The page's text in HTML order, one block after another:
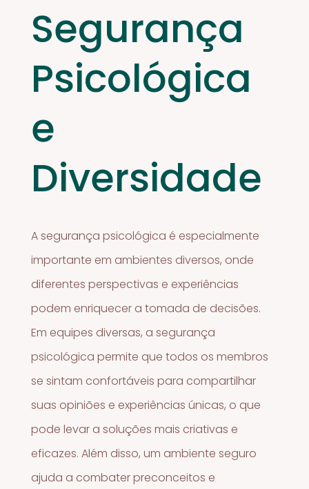
Segurança
Psicológica
e
Diversidade
A segurança psicológica é especialmente
importante em ambientes diversos, onde
diferentes perspectivas e experiências
podem enriquecer a tomada de decisões.
Em equipes diversas, a segurança
psicológica permite que todos os membros
se sintam confortáveis para compartilhar
suas opiniões e experiências únicas, o que
pode levar a soluções mais criativas e
eficazes. Além disso, um ambiente seguro
ajuda a combater preconceitos e